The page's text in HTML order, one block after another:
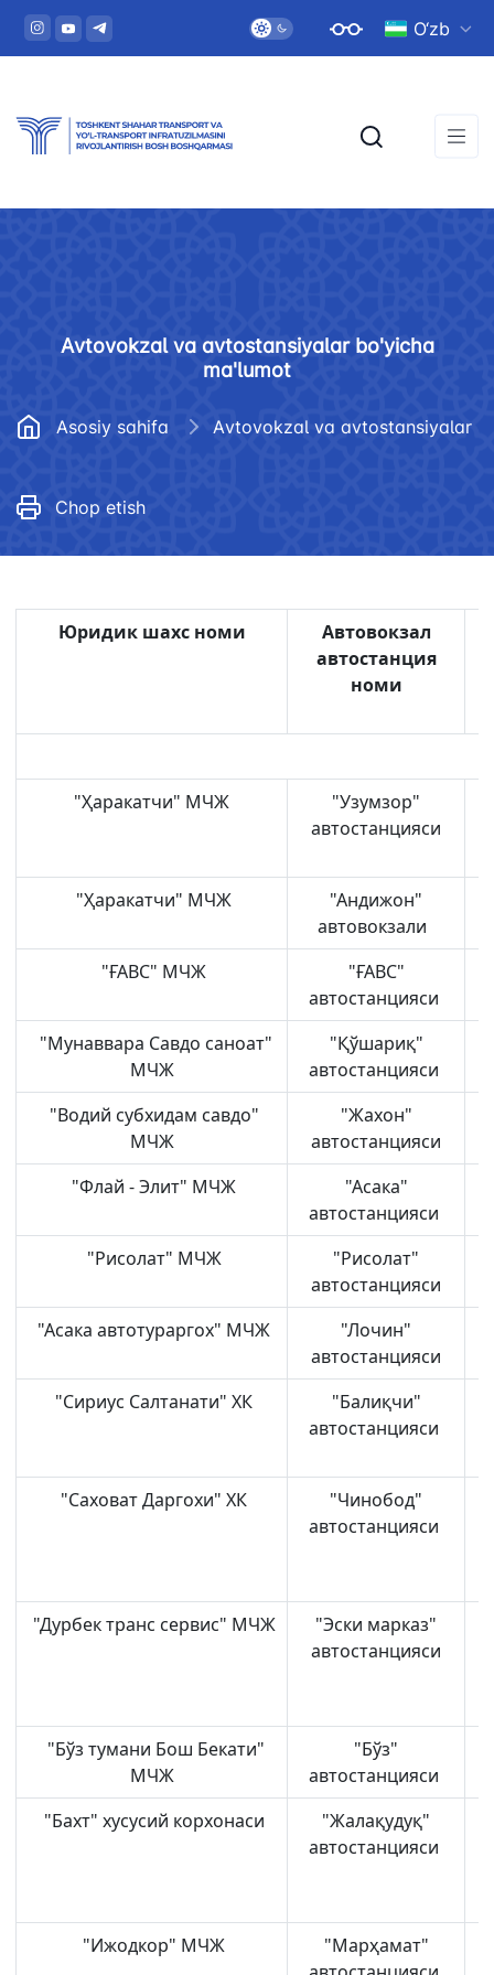
O‘zb
Аvtovokzal va avtostansiyalar bo'yicha
ma'lumot
Asosiy sahifa
Chop etish
Юридик шахс номи
Автовокзал
автостанция
номи
"Ҳаракатчи" МЧЖ
"Узумзор"
автостанцияси
"Ҳаракатчи" МЧЖ
"Андижон"
автовокзали
"ҒАВС" МЧЖ
"ҒАВС"
автостанцияси
"Мунаввара Савдо саноат"
МЧЖ
"Қўшариқ"
автостанцияси
"Водий субхидам савдо"
МЧЖ
"Жахон"
автостанцияси
"Флай - Элит" МЧЖ
"Асака"
автостанцияси
"Рисолат" МЧЖ
"Рисолат"
автостанцияси
"Асака автотураргох" МЧЖ
"Лочин"
автостанцияси
"Сириус Салтанати" ХК
"Балиқчи"
автостанцияси
"Саховат Даргохи" ХК
"Чинобод"
автостанцияси
"Дурбек транс сервис" МЧЖ
"Эски марказ"
автостанцияси
"Бўз тумани Бош Бекати"
МЧЖ
"Бўз"
автостанцияси
"Бахт" хусусий корхонаси
"Жалақудуқ"
автостанцияси
"Ижодкор" МЧЖ
"Марҳамат"